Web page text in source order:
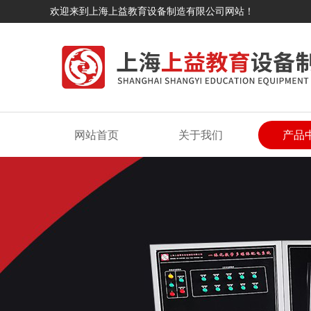
欢迎来到上海上益教育设备制造有限公司网站！
网站首页 关于我们 产品